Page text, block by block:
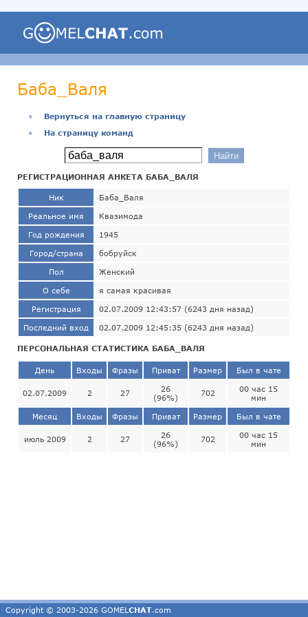
Баба_Валя
●
Вернуться на главную страницу
●
На страницу команд
РЕГИСТРАЦИОННАЯ АНКЕТА БАБА_ВАЛЯ
Ник Баба_Валя
Реальное имя Квазимода
Год рождения 1945
Город/страна бобруйск
Пол Женский
О себе я самая красивая
Регистрация 02.07.2009 12:43:57 (6243 дня назад)
Последний вход 02.07.2009 12:45:35 (6243 дня назад)
ПЕРСОНАЛЬНАЯ СТАТИСТИКА БАБА_ВАЛЯ
День Входы Фразы Приват Размер Был в чате
02.07.2009 2 27
26
(96%)
702
00 час 15
мин
Месяц Входы Фразы Приват Размер Был в чате
июль 2009 2 27
26
(96%)
702
00 час 15
мин
Copyright © 2003-2026 GOMEL CHAT.com